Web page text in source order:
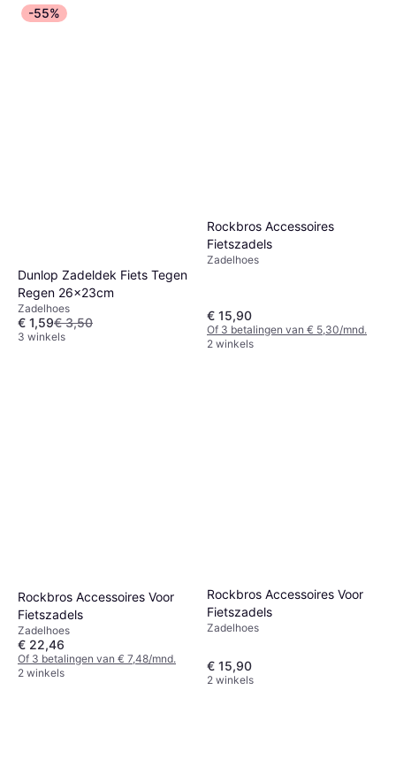
-55%
Dunlop Zadeldek Fiets Tegen
Regen 26x23cm
Zadelhoes
€ 1,59€ 3,50
3 winkels
Rockbros Accessoires
Fietszadels
Zadelhoes
€ 15,90
Of 3 betalingen van € 5,30/mnd.
2 winkels
Rockbros Accessoires Voor
Fietszadels
Zadelhoes
€ 22,46
Of 3 betalingen van € 7,48/mnd.
2 winkels
Rockbros Accessoires Voor
Fietszadels
Zadelhoes
€ 15,90
2 winkels